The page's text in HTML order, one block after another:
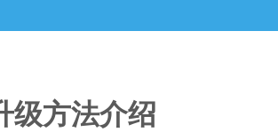
级方法介绍